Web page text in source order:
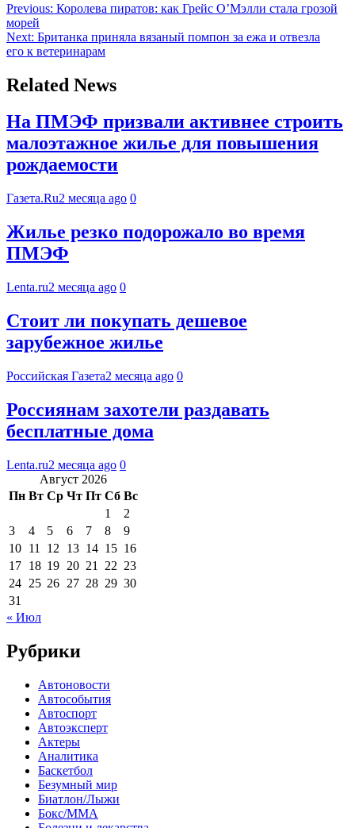
Previous: Королева пиратов: как Грейс О’Мэлли стала грозой
морей
Next: Британка приняла вязаный помпон за ежа и отвезла
его к ветеринарам
Related News
На ПМЭФ призвали активнее строить
малоэтажное жилье для повышения
рождаемости
Газета.Ru2 месяца ago 0
Жилье резко подорожало во время
ПМЭФ
Lenta.ru2 месяца ago 0
Стоит ли покупать дешевое
зарубежное жилье
Российская Газета2 месяца ago 0
Россиянам захотели раздавать
бесплатные дома
Lenta.ru2 месяца ago 0
Август 2026
Пн Вт Ср Чт Пт Сб Вс
1
2
3
4 5 6 7 8
9
10 11 12 13 14 15 16
17 18 19 20 21 22 23
24 25 26 27 28 29 30
31
« Июл
Рубрики
Автоновости
Автособытия
Автоспорт
Автоэксперт
Актеры
Аналитика
Баскетбол
Безумный мир
Биатлон/Лыжи
Бокс/MMA